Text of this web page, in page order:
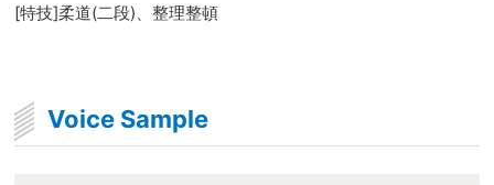
[特技]柔道(二段)、整理整頓
Voice Sample